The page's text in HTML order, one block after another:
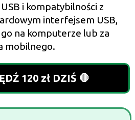
i kompatybilności z
interfejsem USB,
go na komputerze lub za
mobilnego.
120 zł DZIŚ 🛑